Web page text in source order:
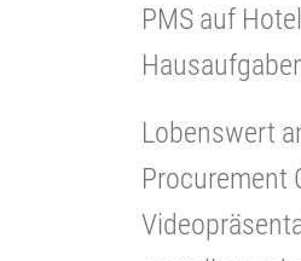
PMS auf
Lobenswert
Procurement